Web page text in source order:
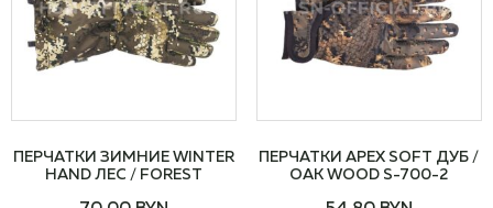
ПЕРЧАТКИ ЗИМНИЕ WINTER
HAND ЛЕС / FOREST
ПЕРЧАТКИ APEX SOFT ДУБ /
OAK WOOD S-700-2